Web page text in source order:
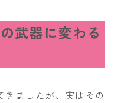
武器に変わる
きましたが、実はその